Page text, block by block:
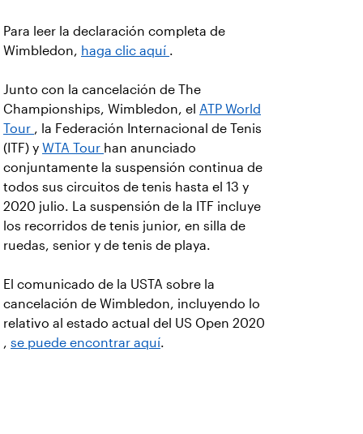
Para leer la declaración completa de
Wimbledon, haga clic aquí .
Junto con la cancelación de The
Championships, Wimbledon, el ATP World
Tour , la Federación Internacional de Tenis
(ITF) y WTA Tour han anunciado
conjuntamente la suspensión continua de
todos sus circuitos de tenis hasta el 13 y
2020 julio. La suspensión de la ITF incluye
los recorridos de tenis junior, en silla de
ruedas, senior y de tenis de playa.
El comunicado de la USTA sobre la
cancelación de Wimbledon, incluyendo lo
relativo al estado actual del US Open 2020
, se puede encontrar aquí.